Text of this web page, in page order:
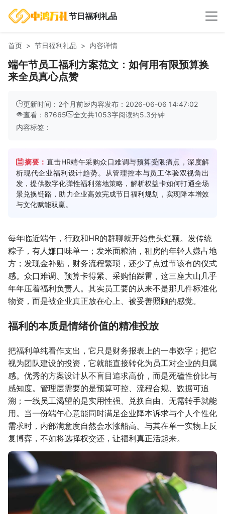
节日福利礼品
首页 节日福利礼品 内容详情
端午节员工福利方案范文：如何用有限预算换
来全员真心点赞
更新时间：2个月前
内容发布：2026-06-06 14:47:02
查看：87665
全文共1053字阅读约5.3分钟
内容标签：
摘要： 直击HR端午采购众口难调与预算受限痛点，深度解
析现代企业福利设计趋势。从管理控本与员工体验双视角出
发，提供数字化弹性福利落地策略，解析权益卡如何打通全场
景兑换链路，助力企业高效完成节日福利规划，实现降本增效
与文化赋能双赢。
每年临近端午，行政和HR的群聊就开始焦头烂额。发传统
粽子，有人嫌口味单一；发米面粮油，租房的年轻人嫌占地
方；发现金补贴，财务流程繁琐，还少了点过节该有的仪式
感。众口难调、预算卡得紧、采购怕踩雷，这三座大山几乎
年年压着福利负责人。其实员工要的从来不是那几件标准化
物资，而是被企业真正放在心上、被妥善照顾的感觉。
福利的本质是情绪价值的精准投放
把福利单纯看作支出，它只是财务报表上的一串数字；把它
视为团队建设的投资，它就能直接转化为员工对企业的归属
感。优秀的方案设计从不盲目追求高价，而是死磕性价比与
感知度。管理层需要的是预算可控、流程合规、数据可追
溯；一线员工渴望的是实用性强、兑换自由、无需转手就能
用。当一份端午心意能同时满足企业降本诉求与个人个性化
需求时，内部满意度自然会水涨船高。与其在单一实物上反
复博弈，不如将选择权交还，让福利真正活起来。